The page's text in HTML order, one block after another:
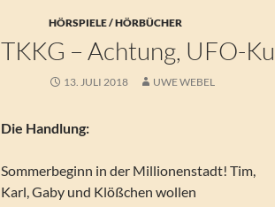
HÖRSPIELE / HÖRBÜCHER
TKKG – Achtung, UFO-
13. JULI 2018 UWE WEBEL
Die Handlung:
Sommerbeginn in der Millionenstadt! Tim,
Karl, Gaby und Klößchen wollen